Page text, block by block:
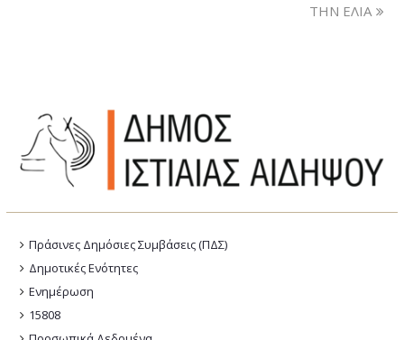
ΤΗΝ ΕΛΙΑ
Πράσινες Δημόσιες Συμβάσεις (ΠΔΣ)
Δημοτικές Ενότητες
Ενημέρωση
15808